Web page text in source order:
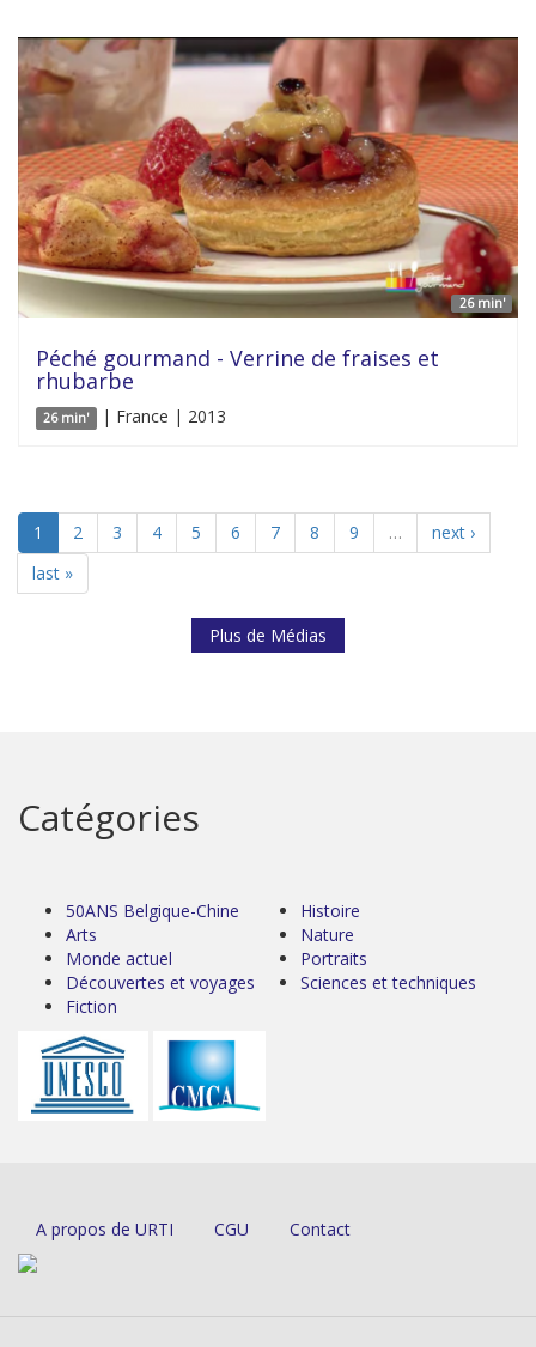
26 min'
Péché gourmand - Verrine de fraises et
rhubarbe
26 min' | France | 2013
1 2 3 4 5 6 7 8 9 …
next ›
last »
Plus de Médias
Catégories
50ANS Belgique-Chine
Arts
Monde actuel
Découvertes et voyages
Fiction
Histoire
Nature
Portraits
Sciences et techniques
A propos de URTI CGU Contact